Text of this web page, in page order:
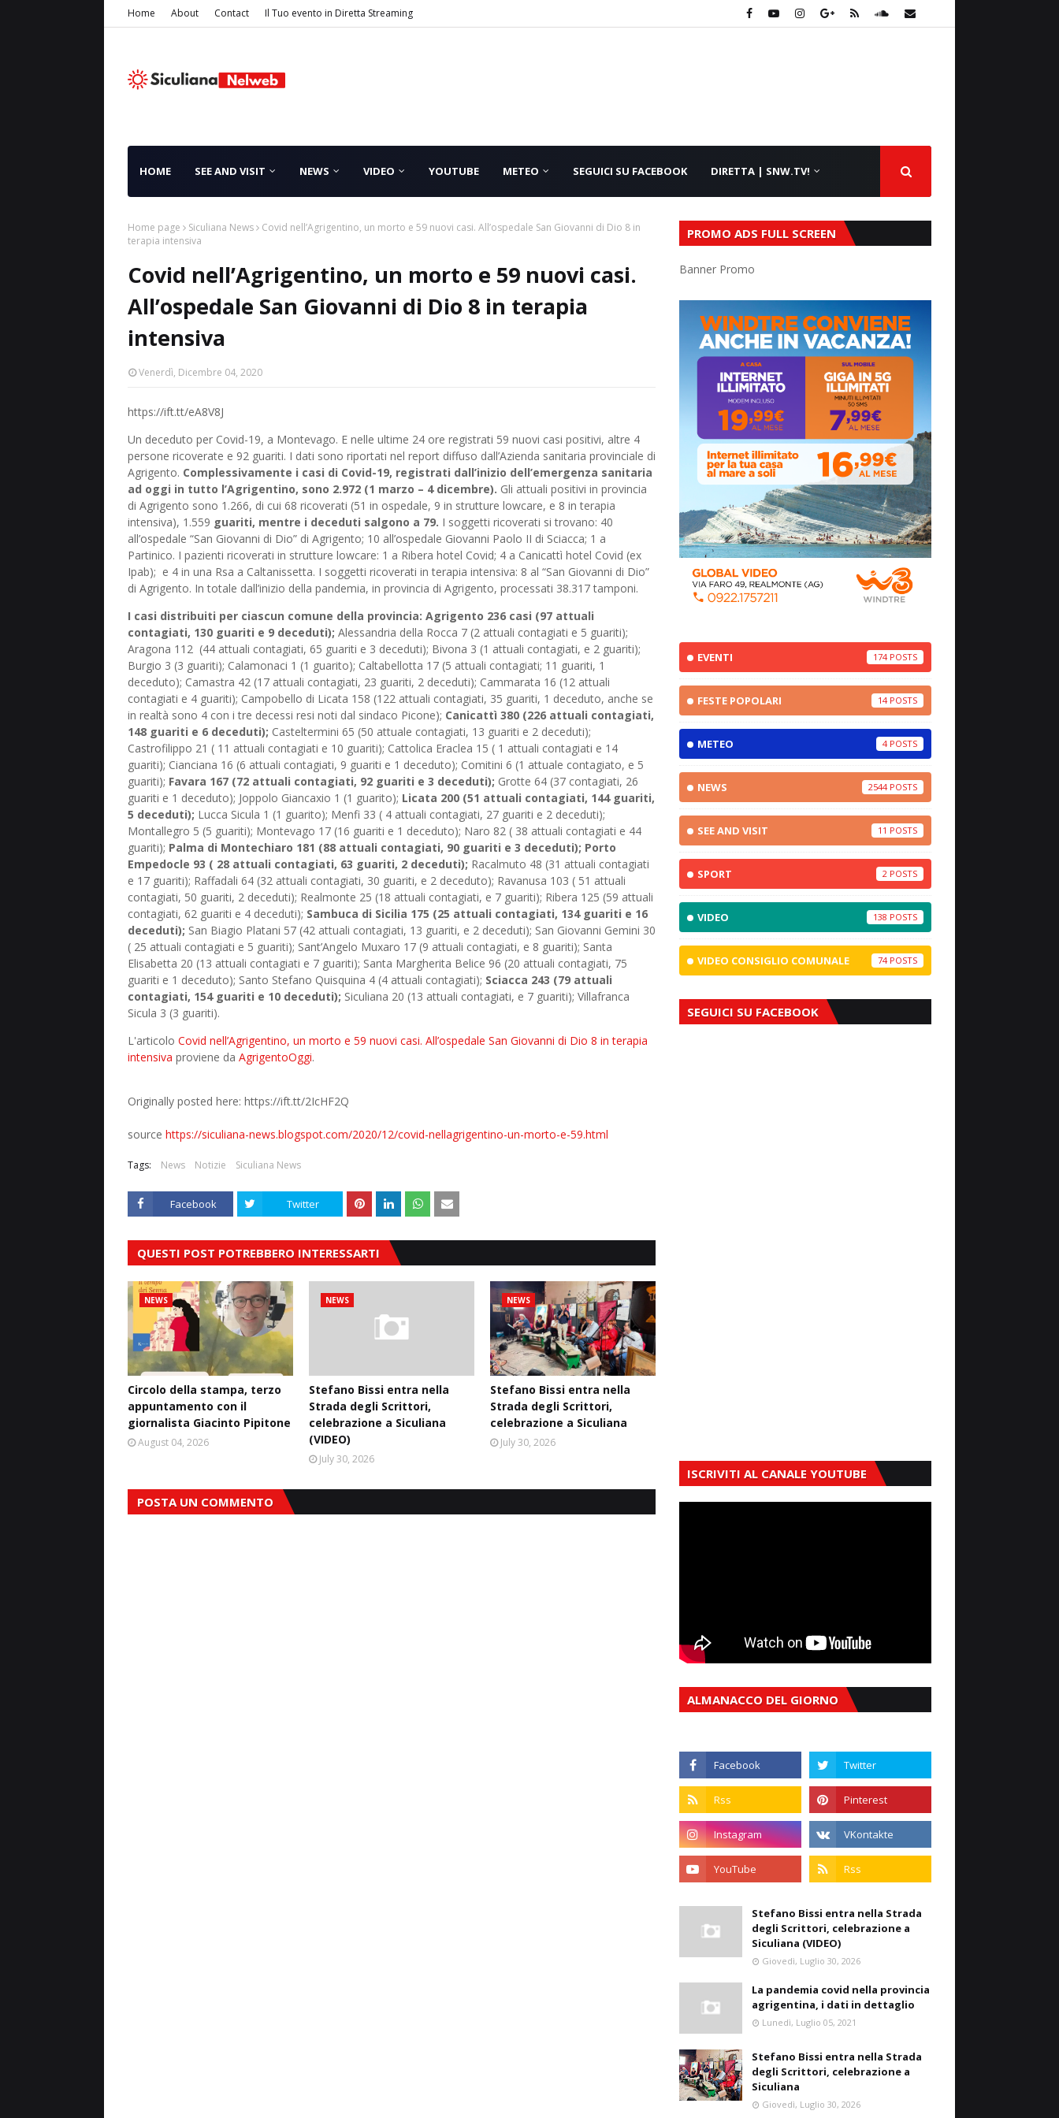
Home About Contact Il Tuo evento in Diretta Streaming
HOME SEE AND VISIT NEWS VIDEO YOUTUBE METEO SEGUICI SU FACEBOOK DIRETTA | SNW.TV!
Home page Siculiana News
Covid nell’Agrigentino, un morto e 59 nuovi casi. All’ospedale San Giovanni di Dio 8 in
terapia intensiva
Covid nell’Agrigentino, un morto e 59 nuovi casi.
All’ospedale San Giovanni di Dio 8 in terapia
intensiva
Venerdì, Dicembre 04, 2020
https://ift.tt/eA8V8J
Un deceduto per Covid-19, a Montevago. E nelle ultime 24 ore registrati 59 nuovi casi positivi, altre 4
persone ricoverate e 92 guariti. I dati sono riportati nel report diffuso dall’Azienda sanitaria provinciale di
Agrigento. Complessivamente i casi di Covid-19, registrati dall’inizio dell’emergenza sanitaria
ad oggi in tutto l’Agrigentino, sono 2.972 (1 marzo – 4 dicembre). Gli attuali positivi in provincia
di Agrigento sono 1.266, di cui 68 ricoverati (51 in ospedale, 9 in strutture lowcare, e 8 in terapia
intensiva), 1.559 guariti, mentre i deceduti salgono a 79. I soggetti ricoverati si trovano: 40
all’ospedale “San Giovanni di Dio” di Agrigento; 10 all’ospedale Giovanni Paolo II di Sciacca; 1 a
Partinico. I pazienti ricoverati in strutture lowcare: 1 a Ribera hotel Covid; 4 a Canicattì hotel Covid (ex
Ipab); e 4 in una Rsa a Caltanissetta. I soggetti ricoverati in terapia intensiva: 8 al “San Giovanni di Dio”
di Agrigento. In totale dall’inizio della pandemia, in provincia di Agrigento, processati 38.317 tamponi.
I casi distribuiti per ciascun comune della provincia: Agrigento 236 casi (97 attuali
contagiati, 130 guariti e 9 deceduti); Alessandria della Rocca 7 (2 attuali contagiati e 5 guariti);
Aragona 112 (44 attuali contagiati, 65 guariti e 3 deceduti); Bivona 3 (1 attuali contagiati, e 2 guariti);
Burgio 3 (3 guariti); Calamonaci 1 (1 guarito); Caltabellotta 17 (5 attuali contagiati; 11 guariti, 1
deceduto); Camastra 42 (17 attuali contagiati, 23 guariti, 2 deceduti); Cammarata 16 (12 attuali
contagiati e 4 guariti); Campobello di Licata 158 (122 attuali contagiati, 35 guariti, 1 deceduto, anche se
in realtà sono 4 con i tre decessi resi noti dal sindaco Picone); Canicattì 380 (226 attuali contagiati,
148 guariti e 6 deceduti); Casteltermini 65 (50 attuale contagiati, 13 guariti e 2 deceduti);
Castrofilippo 21 ( 11 attuali contagiati e 10 guariti); Cattolica Eraclea 15 ( 1 attuali contagiati e 14
guariti); Cianciana 16 (6 attuali contagiati, 9 guariti e 1 deceduto); Comitini 6 (1 attuale contagiato, e 5
guariti); Favara 167 (72 attuali contagiati, 92 guariti e 3 deceduti); Grotte 64 (37 contagiati, 26
guariti e 1 deceduto); Joppolo Giancaxio 1 (1 guarito); Licata 200 (51 attuali contagiati, 144 guariti,
5 deceduti); Lucca Sicula 1 (1 guarito); Menfi 33 ( 4 attuali contagiati, 27 guariti e 2 deceduti);
Montallegro 5 (5 guariti); Montevago 17 (16 guariti e 1 deceduto); Naro 82 ( 38 attuali contagiati e 44
guariti); Palma di Montechiaro 181 (88 attuali contagiati, 90 guariti e 3 deceduti); Porto
Empedocle 93 ( 28 attuali contagiati, 63 guariti, 2 deceduti); Racalmuto 48 (31 attuali contagiati
e 17 guariti); Raffadali 64 (32 attuali contagiati, 30 guariti, e 2 deceduto); Ravanusa 103 ( 51 attuali
contagiati, 50 guariti, 2 deceduti); Realmonte 25 (18 attuali contagiati, e 7 guariti); Ribera 125 (59 attuali
contagiati, 62 guariti e 4 deceduti); Sambuca di Sicilia 175 (25 attuali contagiati, 134 guariti e 16
deceduti); San Biagio Platani 57 (42 attuali contagiati, 13 guariti, e 2 deceduti); San Giovanni Gemini 30
( 25 attuali contagiati e 5 guariti); Sant’Angelo Muxaro 17 (9 attuali contagiati, e 8 guariti); Santa
Elisabetta 20 (13 attuali contagiati e 7 guariti); Santa Margherita Belice 96 (20 attuali contagiati, 75
guariti e 1 deceduto); Santo Stefano Quisquina 4 (4 attuali contagiati); Sciacca 243 (79 attuali
contagiati, 154 guariti e 10 deceduti); Siculiana 20 (13 attuali contagiati, e 7 guariti); Villafranca
Sicula 3 (3 guariti).
L'articolo Covid nell’Agrigentino, un morto e 59 nuovi casi. All’ospedale San Giovanni di Dio 8 in terapia
intensiva proviene da AgrigentoOggi.
Originally posted here: https://ift.tt/2IcHF2Q
source https://siculiana-news.blogspot.com/2020/12/covid-nellagrigentino-un-morto-e-59.html
Tags: News Notizie Siculiana News
Facebook Twitter
QUESTI POST POTREBBERO INTERESSARTI
NEWS
Circolo della stampa, terzo
appuntamento con il
giornalista Giacinto Pipitone
August 04, 2026
NEWS
Stefano Bissi entra nella
Strada degli Scrittori,
celebrazione a Siculiana
(VIDEO)
July 30, 2026
NEWS
Stefano Bissi entra nella
Strada degli Scrittori,
celebrazione a Siculiana
July 30, 2026
POSTA UN COMMENTO
PROMO ADS FULL SCREEN
Banner Promo
EVENTI 174
FESTE POPOLARI 14
METEO 4
NEWS 2544
SEE AND VISIT 11
SPORT 2
VIDEO 138
VIDEO CONSIGLIO COMUNALE 74
SEGUICI SU FACEBOOK
ISCRIVITI AL CANALE YOUTUBE
ALMANACCO DEL GIORNO
Stefano Bissi entra nella Strada
degli Scrittori, celebrazione a
Siculiana (VIDEO)
Giovedì, Luglio 30, 2026
La pandemia covid nella provincia
agrigentina, i dati in dettaglio
Lunedì, Luglio 05, 2021
Stefano Bissi entra nella Strada
degli Scrittori, celebrazione a
Siculiana
Giovedì, Luglio 30, 2026